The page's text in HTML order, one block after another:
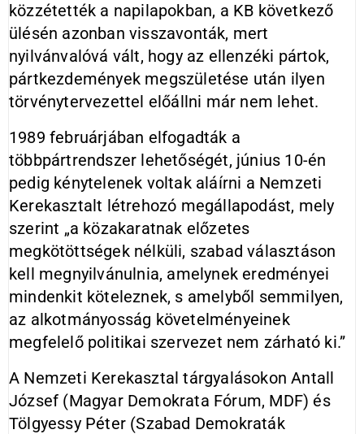
közzétették a napilapokban, a KB következő
ülésén azonban visszavonták, mert
nyilvánvalóvá vált, hogy az ellenzéki pártok,
pártkezdemények megszületése után ilyen
törvénytervezettel előállni már nem lehet.
1989 februárjában elfogadták a
többpártrendszer lehetőségét, június 10-én
pedig kénytelenek voltak aláírni a Nemzeti
Kerekasztalt létrehozó megállapodást, mely
szerint „a közakaratnak előzetes
megkötöttségek nélküli, szabad választáson
kell megnyilvánulnia, amelynek eredményei
mindenkit köteleznek, s amelyből semmilyen,
az alkotmányosság követelményeinek
megfelelő politikai szervezet nem zárható ki.”
A Nemzeti Kerekasztal tárgyalásokon Antall
József (Magyar Demokrata Fórum, MDF) és
Tölgyessy Péter (Szabad Demokraták